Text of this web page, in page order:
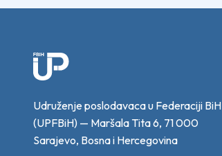
Udruženje poslodavaca u Federaciji BiH
(UPFBiH) — Maršala Tita 6, 71 000
Sarajevo, Bosna i Hercegovina